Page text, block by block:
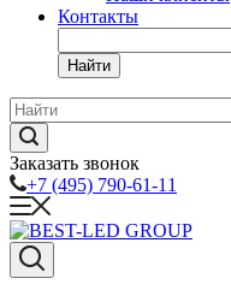
Контакты
Найти
Заказать звонок
+7 (495) 790-61-11